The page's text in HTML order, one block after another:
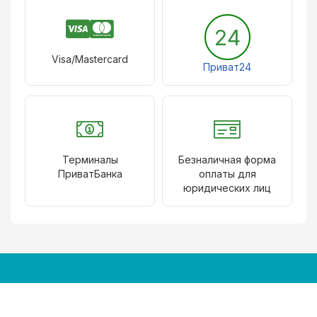
Visa/Mastercard
24
Приват24
Терминалы
ПриватБанка
Безналичная форма
оплаты для
юридических лиц